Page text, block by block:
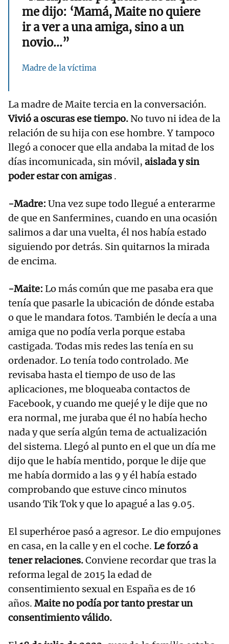
me dijo: ‘Mamá, Maite no quiere
ir a ver a una amiga, sino a un
novio...”
Madre de la víctima
La madre de Maite tercia en la conversación.
Vivió a oscuras ese tiempo. No tuvo ni idea de la
relación de su hija con ese hombre. Y tampoco
llegó a conocer que ella andaba la mitad de los
días incomunicada, sin móvil, aislada y sin
poder estar con amigas .
-Madre: Una vez supe todo llegué a enterarme
de que en Sanfermines, cuando en una ocasión
salimos a dar una vuelta, él nos había estado
siguiendo por detrás. Sin quitarnos la mirada
de encima.
-Maite: Lo más común que me pasaba era que
tenía que pasarle la ubicación de dónde estaba
o que le mandara fotos. También le decía a una
amiga que no podía verla porque estaba
castigada. Todas mis redes las tenía en su
ordenador. Lo tenía todo controlado. Me
revisaba hasta el tiempo de uso de las
aplicaciones, me bloqueaba contactos de
Facebook, y cuando me quejé y le dije que no
era normal, me juraba que él no había hecho
nada y que sería algún tema de actualización
del sistema. Llegó al punto en el que un día me
dijo que le había mentido, porque le dije que
me había dormido a las 9 y él había estado
comprobando que estuve cinco minutos
usando Tik Tok y que lo apagué a las 9.05.
El superhéroe pasó a agresor. Le dio empujones
en casa, en la calle y en el coche. Le forzó a
tener relaciones.Conviene recordar que tras la
reforma legal de 2015 la edad de
consentimiento sexual en España es de 16
años. Maite no podía por tanto prestar un
consentimiento válido.